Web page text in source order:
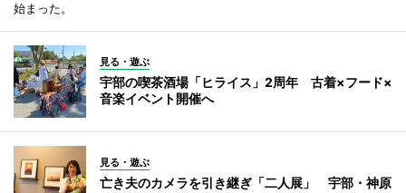
始まった。
見る・遊ぶ
宇部の喫茶酒場「ヒライス」2周年 古着×フード×
音楽イベント開催へ
見る・遊ぶ
亡き夫のカメラを引き継ぎ「二人展」 宇部・神原